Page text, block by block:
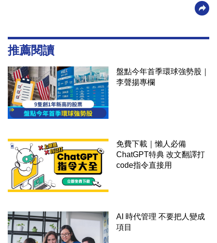
推薦閱讀
盤點今年首季環球強勢股｜
李聲揚專欄
免費下載｜懶人必備
ChatGPT特典 改文翻譯打
code指令直接用
AI 時代管理 不要把人變成
項目